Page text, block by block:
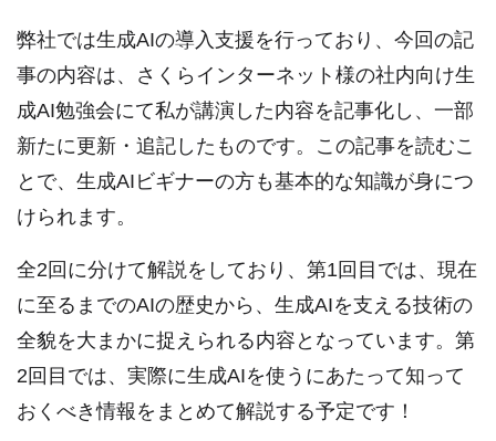
弊社では生成AIの導入支援を行っており、今回の記
事の内容は、さくらインターネット様の社内向け生
成AI勉強会にて私が講演した内容を記事化し、一部
新たに更新・追記したものです。この記事を読むこ
とで、生成AIビギナーの方も基本的な知識が身につ
けられます。
全2回に分けて解説をしており、第1回目では、現在
に至るまでのAIの歴史から、生成AIを支える技術の
全貌を大まかに捉えられる内容となっています。第
2回目では、実際に生成AIを使うにあたって知って
おくべき情報をまとめて解説する予定です！